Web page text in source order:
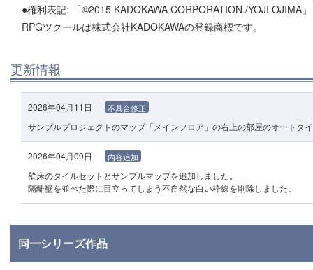
●権利表記: 「©2015 KADOKAWA CORPORATION./YOJI OJIMA」
RPGツクールは株式会社KADOKAWAの登録商標です。
更新情報
2026年04月11日 不具合修正
サンプルプロジェクトのマップ「メインフロア」の右上の部屋のオートタ
2026年04月09日 内容追加
壁床のタイルセットとサンプルマップを追加しました。
隔離壁を並べた際に目立ってしまう不自然な白い枠線を削除しました。
同一シリーズ作品